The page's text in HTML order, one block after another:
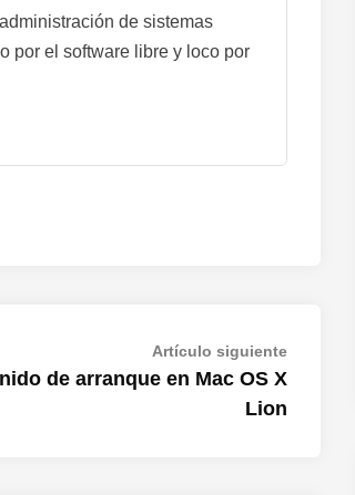
de sistemas
por el software libre y loco por
Artículo siguienteArtículo
siguiente:
de arranque en Mac OS X
Lion